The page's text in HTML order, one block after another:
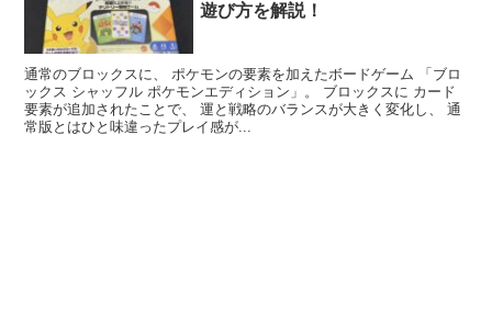
遊び方を解説！
通常のブロックスに、 ポケモンの要素を加えたボードゲーム 「ブロ
ックス シャッフル ポケモンエディション」。 ブロックスに カード
要素が追加されたことで、 運と戦略のバランスが大きく変化し、 通
常版とはひと味違ったプレイ感が...